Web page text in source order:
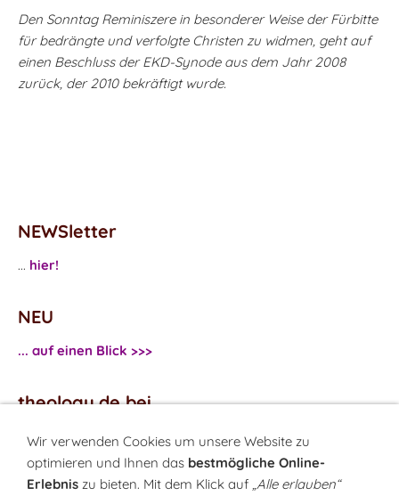
Den Sonntag Reminiszere in besonderer Weise der Fürbitte
für bedrängte und verfolgte Christen zu widmen, geht auf
einen Beschluss der EKD-Synode aus dem Jahr 2008
zurück, der 2010 bekräftigt wurde.
NEWSletter
... hier!
NEU
... auf einen Blick >>>
theology.de bei
...Facebook
...Twitter
Wir verwenden Cookies um unsere Website zu
optimieren und Ihnen das bestmögliche Online-
Erlebnis zu bieten. Mit dem Klick auf „Alle erlauben“